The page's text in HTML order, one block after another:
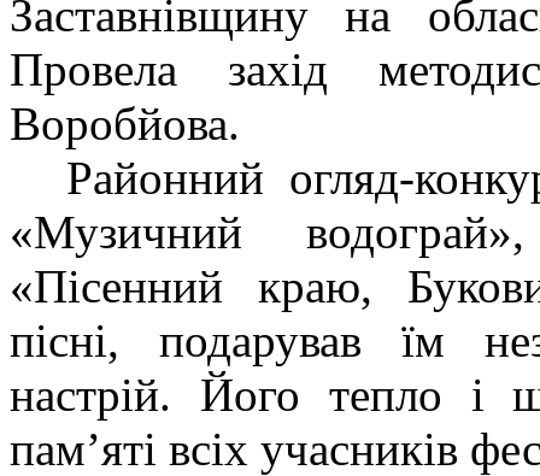
Заставнівщину на
Провела захід
Воробйова.
Районний огляд-
«Музичний
«Пісенний краю,
пісні, подарував їм
настрій. Його тепло і
пам’яті всіх учасників